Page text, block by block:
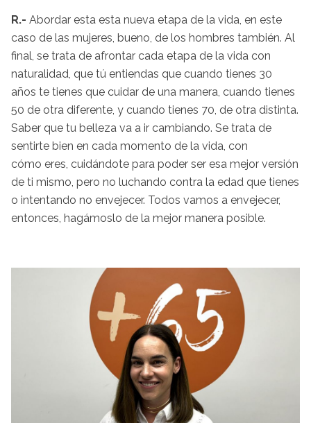
R.- Abordar esta esta nueva etapa de la vida, en este
caso de las mujeres, bueno, de los hombres también. Al
final, se trata de afrontar cada etapa de la vida con
naturalidad, que tú entiendas que cuando tienes 30
años te tienes que cuidar de una manera, cuando tienes
50 de otra diferente, y cuando tienes 70, de otra distinta.
Saber que tu belleza va a ir cambiando. Se trata de
sentirte bien en cada momento de la vida, con
cómo eres, cuidándote para poder ser esa mejor versión
de ti mismo, pero no luchando contra la edad que tienes
o intentando no envejecer. Todos vamos a envejecer,
entonces, hagámoslo de la mejor manera posible.